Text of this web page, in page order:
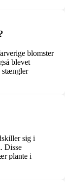
blomster
blevet
stængler
sig i
Disse
plante i